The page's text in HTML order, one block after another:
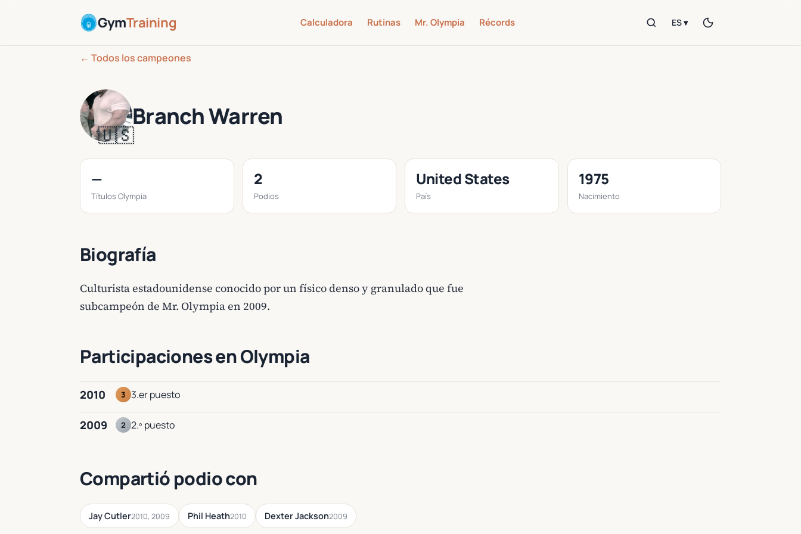
GymTraining Calculadora Rutinas Mr. Olympia Récords ES ▾
← Todos los campeones
🇺🇸
Branch Warren
—
Títulos Olympia
2
Podios
United States
País
1975
Nacimiento
Biografía
Culturista estadounidense conocido por un físico denso y granulado que fue
subcampeón de Mr. Olympia en 2009.
Participaciones en Olympia
2010 3 3.er puesto
2009 2 2.º puesto
Compartió podio con
Jay Cutler2010, 2009 Phil Heath2010 Dexter Jackson2009